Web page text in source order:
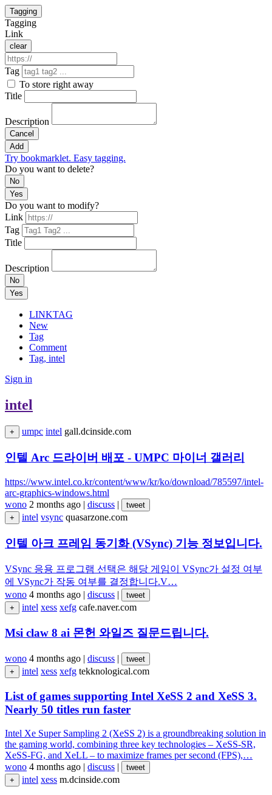
Tagging
Tagging
Link
clear
Tag
To store right away
Title
Description
Cancel
Add
Try bookmarklet. Easy tagging.
Do you want to delete?
No
Yes
Do you want to modify?
Link
Tag
Title
Description
No
Yes
LINKTAG
New
Tag
Comment
Tag, intel
Sign in
intel
+ umpc intel gall.dcinside.com
인텔 Arc 드라이버 배포 - UMPC 마이너 갤러리
https://www.intel.co.kr/content/www/kr/ko/download/785597/intel-
arc-graphics-windows.html
wono 2 months ago | discuss |
tweet
+
intel vsync quasarzone.com
인텔 아크 프레임 동기화 (VSync) 기능 정보입니다.
VSync 응용 프로그램 선택은 해당 게임이 VSync가 설정 여부
에 VSync가 작동 여부를 결정합니다.V…
wono 4 months ago | discuss |
tweet
+
intel xess xefg cafe.naver.com
Msi claw 8 ai 몬헌 와일즈 질문드립니다.
wono 4 months ago | discuss |
tweet
+
intel xess xefg tekknological.com
List of games supporting Intel XeSS 2 and XeSS 3.
Nearly 50 titles run faster
Intel Xe Super Sampling 2 (XeSS 2) is a groundbreaking solution in
the gaming world, combining three key technologies – XeSS-SR,
XeSS-FG, and XeLL – to maximize frames per second (FPS),…
wono 4 months ago | discuss |
tweet
+
intel xess m.dcinside.com